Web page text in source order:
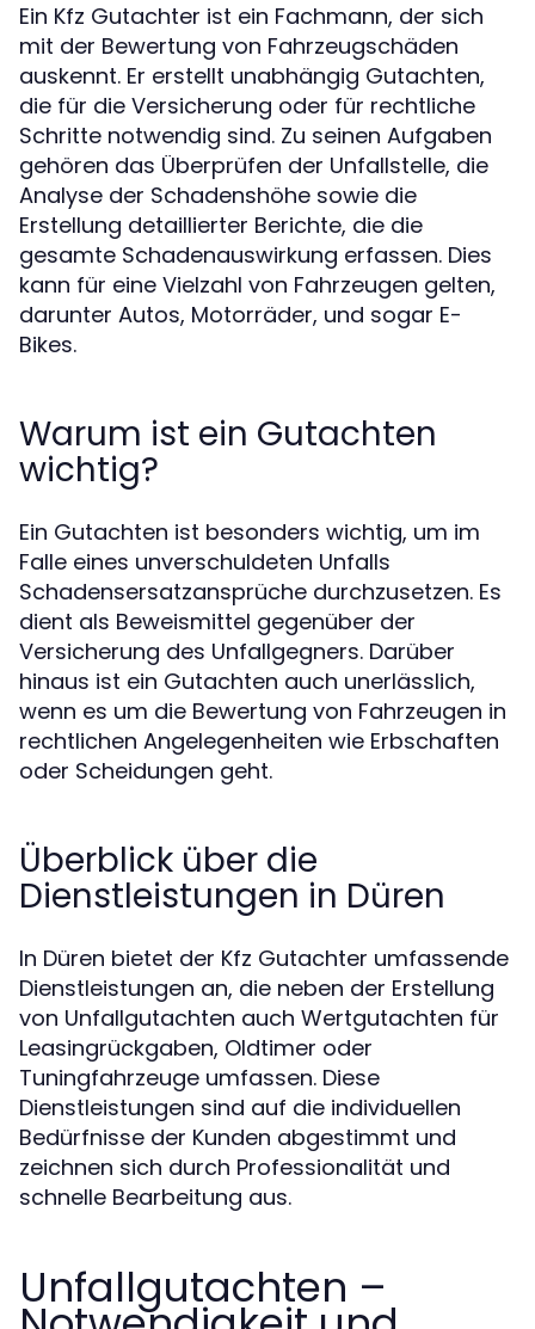
Ein Kfz Gutachter ist ein Fachmann, der sich
mit der Bewertung von Fahrzeugschäden
auskennt. Er erstellt unabhängig Gutachten,
die für die Versicherung oder für rechtliche
Schritte notwendig sind. Zu seinen Aufgaben
gehören das Überprüfen der Unfallstelle, die
Analyse der Schadenshöhe sowie die
Erstellung detaillierter Berichte, die die
gesamte Schadenauswirkung erfassen. Dies
kann für eine Vielzahl von Fahrzeugen gelten,
darunter Autos, Motorräder, und sogar E-
Bikes.
Warum ist ein Gutachten
wichtig?
Ein Gutachten ist besonders wichtig, um im
Falle eines unverschuldeten Unfalls
Schadensersatzansprüche durchzusetzen. Es
dient als Beweismittel gegenüber der
Versicherung des Unfallgegners. Darüber
hinaus ist ein Gutachten auch unerlässlich,
wenn es um die Bewertung von Fahrzeugen in
rechtlichen Angelegenheiten wie Erbschaften
oder Scheidungen geht.
Überblick über die
Dienstleistungen in Düren
In Düren bietet der Kfz Gutachter umfassende
Dienstleistungen an, die neben der Erstellung
von Unfallgutachten auch Wertgutachten für
Leasingrückgaben, Oldtimer oder
Tuningfahrzeuge umfassen. Diese
Dienstleistungen sind auf die individuellen
Bedürfnisse der Kunden abgestimmt und
zeichnen sich durch Professionalität und
schnelle Bearbeitung aus.
Unfallgutachten –